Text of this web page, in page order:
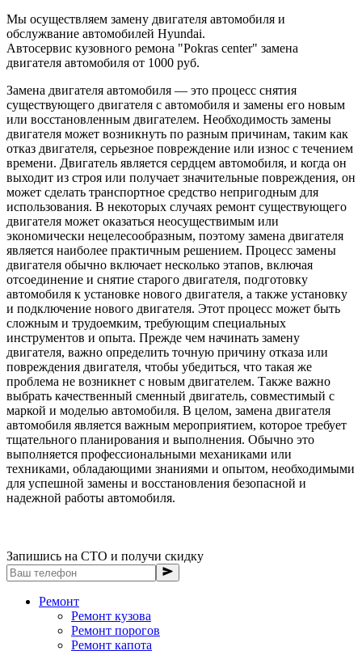
Мы осуществляем замену двигателя автомобиля и
обслужвание автомобилей Hyundai.
Автосервис кузовного ремона "Pokras center" замена
двигателя автомобиля от 1000 руб.
Замена двигателя автомобиля — это процесс снятия
существующего двигателя с автомобиля и замены его новым
или восстановленным двигателем. Необходимость замены
двигателя может возникнуть по разным причинам, таким как
отказ двигателя, серьезное повреждение или износ с течением
времени. Двигатель является сердцем автомобиля, и когда он
выходит из строя или получает значительные повреждения, он
может сделать транспортное средство непригодным для
использования. В некоторых случаях ремонт существующего
двигателя может оказаться неосуществимым или
экономически нецелесообразным, поэтому замена двигателя
является наиболее практичным решением. Процесс замены
двигателя обычно включает несколько этапов, включая
отсоединение и снятие старого двигателя, подготовку
автомобиля к установке нового двигателя, а также установку
и подключение нового двигателя. Этот процесс может быть
сложным и трудоемким, требующим специальных
инструментов и опыта. Прежде чем начинать замену
двигателя, важно определить точную причину отказа или
повреждения двигателя, чтобы убедиться, что такая же
проблема не возникнет с новым двигателем. Также важно
выбрать качественный сменный двигатель, совместимый с
маркой и моделью автомобиля. В целом, замена двигателя
автомобиля является важным мероприятием, которое требует
тщательного планирования и выполнения. Обычно это
выполняется профессиональными механиками или
техниками, обладающими знаниями и опытом, необходимыми
для успешной замены и восстановления безопасной и
надежной работы автомобиля.
Запишись на СТО и получи скидку
Ремонт
Ремонт кузова
Ремонт порогов
Ремонт капота